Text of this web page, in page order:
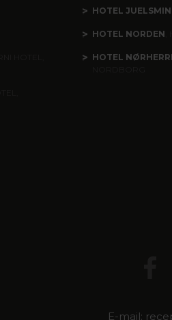
HOTEL
HOTEL NORDEN
HOTEL
E-mail: